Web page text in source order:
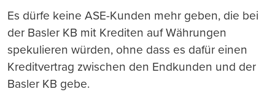
Es dürfe keine ASE-Kunden mehr geben, die bei
der Basler KB mit Krediten auf Währungen
spekulieren würden, ohne dass es dafür einen
Kreditvertrag zwischen den Endkunden und der
Basler KB gebe.